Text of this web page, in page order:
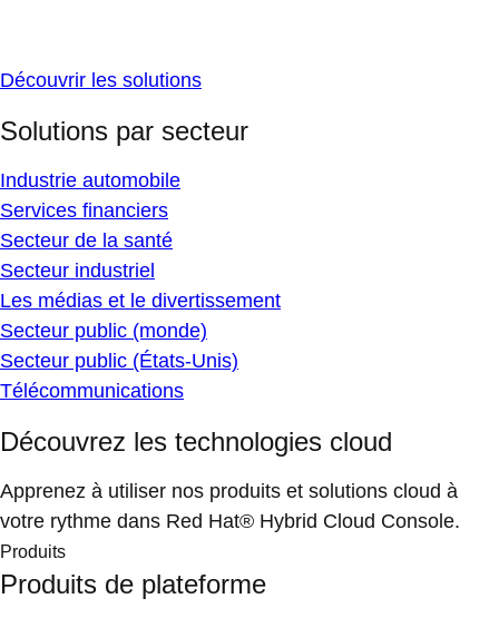
Découvrir les solutions
Solutions par secteur
Industrie automobile
Services financiers
Secteur de la santé
Secteur industriel
Les médias et le divertissement
Secteur public (monde)
Secteur public (États-Unis)
Télécommunications
Découvrez les technologies cloud
Apprenez à utiliser nos produits et solutions cloud à
votre rythme dans Red Hat® Hybrid Cloud Console.
Produits
Produits de plateforme